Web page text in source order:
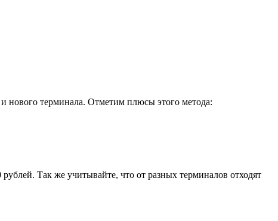
и нового терминала. Отметим плюсы этого метода:
Так же учитывайте, что от разных терминалов отходят